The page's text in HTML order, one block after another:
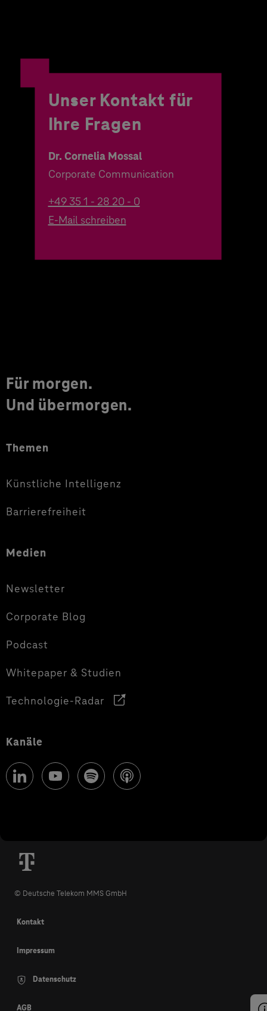
Unser Kontakt für
Ihre Fragen
Dr. Cornelia Mossal
Corporate Communication
+49 35 1 - 28 20 - 0
E-Mail schreiben
Für morgen.
Und übermorgen.
Themen
Künstliche Intelligenz
Barrierefreiheit
Medien
Newsletter
Corporate Blog
Podcast
Whitepaper & Studien
Technologie-Radar
Kanäle
© Deutsche Telekom MMS GmbH
Kontakt
Impressum
Datenschutz
AGB